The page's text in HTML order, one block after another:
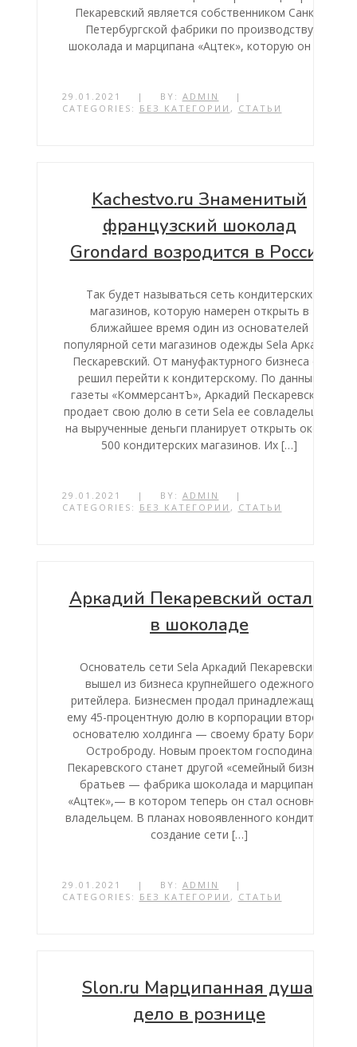
Пекаревский является собственником Санкт-
Петербургской фабрики по производству
шоколада и марципана «Ацтек», которую он […]
29.01.2021 | BY: ADMIN
|
CATEGORIES: БЕЗ КАТЕГОРИИ , СТАТЬИ
Kachestvo.ru Знаменитый
французский шоколад
Grondard возродится в России
Так будет называться сеть кондитерских
магазинов, которую намерен открыть в
ближайшее время один из основателей
популярной сети магазинов одежды Sela Аркадий
Пескаревский. От мануфактурного бизнеса он
решил перейти к кондитерскому. По данным
газеты «КоммерсантЪ», Аркадий Пескаревский
продает свою долю в сети Sela ее совладельцу, а
на вырученные деньги планирует открыть около
500 кондитерских магазинов. Их […]
29.01.2021 | BY: ADMIN
|
CATEGORIES: БЕЗ КАТЕГОРИИ , СТАТЬИ
Аркадий Пекаревский остался
в шоколаде
Основатель сети Sela Аркадий Пекаревский
вышел из бизнеса крупнейшего одежного
ритейлера. Бизнесмен продал принадлежащую
ему 45-процентную долю в корпорации второму
основателю холдинга — своему брату Борису
Остроброду. Новым проектом господина
Пекаревского станет другой «семейный бизнес»
братьев — фабрика шоколада и марципана
«Ацтек»,— в котором теперь он стал основным
владельцем. В планах новоявленного кондитера
создание сети […]
29.01.2021 | BY: ADMIN
|
CATEGORIES: БЕЗ КАТЕГОРИИ , СТАТЬИ
Slon.ru Марципанная душа:
дело в рознице